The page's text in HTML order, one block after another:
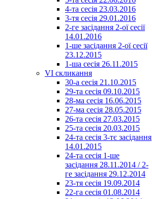
4-та сесія 23.03.2016
3-тя сесія 29.01.2016
2-ге засідання 2-ої сесії
14.01.2016
1-ше засідання 2-ої сесії
23.12.2015
1-ша сесія 26.11.2015
VI скликання
30-а сесія 21.10.2015
29-та сесія 09.10.2015
28-ма сесія 16.06.2015
27-ма сесія 28.05.2015
26-та сесія 27.03.2015
25-та сесія 20.03.2015
24-та сесія 3-тє засідання
14.01.2015
24-та сесія 1-ше
засідання 28.11.2014 / 2-
ге засідання 29.12.2014
23-тя сесія 19.09.2014
22-га сесія 01.08.2014